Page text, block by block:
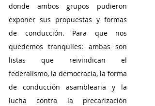
donde ambos grupos pudieron
exponer sus propuestas y formas
de conducción. Para que nos
quedemos tranquiles: ambas son
listas que reivindican el
federalismo, la democracia, la forma
de conducción asamblearia y la
lucha contra la precarización